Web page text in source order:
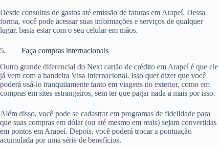
Desde consultas de gastos até emissão de faturas em Arapeí. Dessa
forma, você pode acessar suas informações e serviços de qualquer
lugar, basta estar com o seu celular em mãos.
5. Faça compras internacionais
Outro grande diferencial do Next cartão de crédito em Arapeí é que ele
já vem com a bandeira Visa Internacional. Isso quer dizer que você
poderá usá-lo tranquilamente tanto em viagens no exterior, como em
compras em sites estrangeiros, sem ter que pagar nada a mais por isso.
Além disso, você pode se cadastrar em programas de fidelidade para
que suas compras em dólar (ou até mesmo em reais) sejam convertidas
em pontos em Arapeí. Depois, você poderá trocar a pontuação
acumulada por uma série de benefícios.